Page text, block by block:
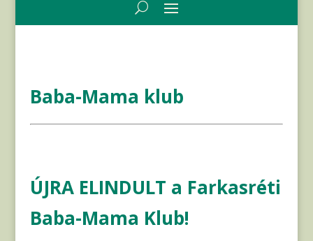
Baba-Mama klub
ÚJRA ELINDULT a Farkasréti
Baba-Mama Klub!